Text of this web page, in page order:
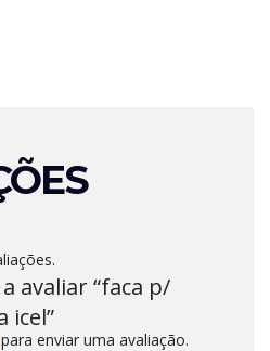
avaliar “faca p/
icel”
para enviar uma avaliação.